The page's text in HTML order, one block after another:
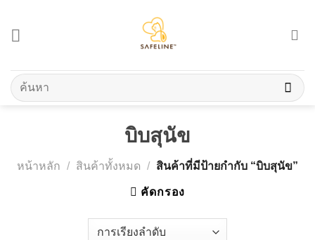
content
ค้นหา:
บิบสุนัข
หน้าหลัก / สินค้าทั้งหมด / สินค้าที่มีป้ายกำกับ “บิบสุนัข”
คัดกรอง